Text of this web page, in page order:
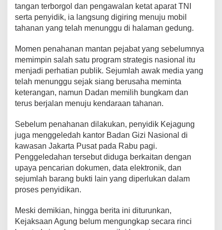
g
,
K
t
o
r
B
a
d
n
G
i
z
N
a
s
o
n
tangan terborgol dan pengawalan ketat aparat TNI
serta penyidik, ia langsung digiring menuju mobil
tahanan yang telah menunggu di halaman gedung.
Momen penahanan mantan pejabat yang sebelumnya
memimpin salah satu program strategis nasional itu
menjadi perhatian publik. Sejumlah awak media yang
telah menunggu sejak siang berusaha meminta
keterangan, namun Dadan memilih bungkam dan
terus berjalan menuju kendaraan tahanan.
Sebelum penahanan dilakukan, penyidik Kejagung
juga menggeledah kantor Badan Gizi Nasional di
kawasan Jakarta Pusat pada Rabu pagi.
Penggeledahan tersebut diduga berkaitan dengan
upaya pencarian dokumen, data elektronik, dan
sejumlah barang bukti lain yang diperlukan dalam
proses penyidikan.
Meski demikian, hingga berita ini diturunkan,
Kejaksaan Agung belum mengungkap secara rinci